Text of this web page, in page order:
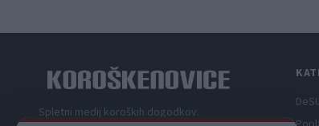
Spletni medij koroških dogodkov.